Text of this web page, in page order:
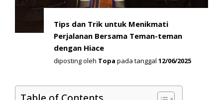
Tips dan Trik untuk Menikmati
Perjalanan Bersama Teman-teman
dengan Hiace
diposting oleh Topa pada tanggal12/06/2025